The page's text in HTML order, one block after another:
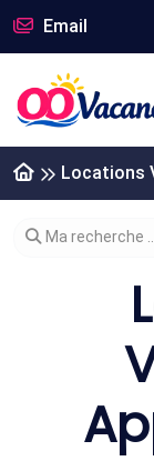
Email
Locations
Modifier votre
Ma recherche